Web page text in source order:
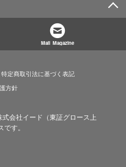
Mail Magazine
特定商取引法に基づく表記
方針
会社イード（東証グロース上
す。